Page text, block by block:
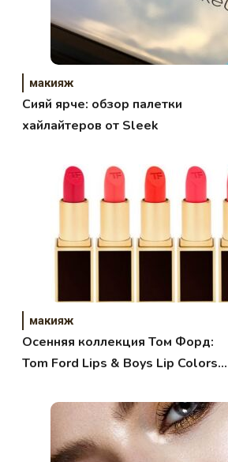
макияж
Сияй ярче: обзор палетки
хайлайтеров от Sleek
макияж
Осенняя коллекция Том Форд:
Tom Ford Lips & Boys Lip Colors